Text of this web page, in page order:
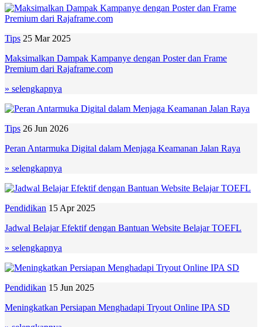
Tips 25 Mar 2025
Maksimalkan Dampak Kampanye dengan Poster dan Frame
Premium dari Rajaframe.com
» selengkapnya
Tips 26 Jun 2026
Peran Antarmuka Digital dalam Menjaga Keamanan Jalan Raya
» selengkapnya
Pendidikan 15 Apr 2025
Jadwal Belajar Efektif dengan Bantuan Website Belajar TOEFL
» selengkapnya
Pendidikan 15 Jun 2025
Meningkatkan Persiapan Menghadapi Tryout Online IPA SD